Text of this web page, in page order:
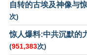
自转的古埃及神像与
次)
惊人爆料:中共沉默的
(951,383次)